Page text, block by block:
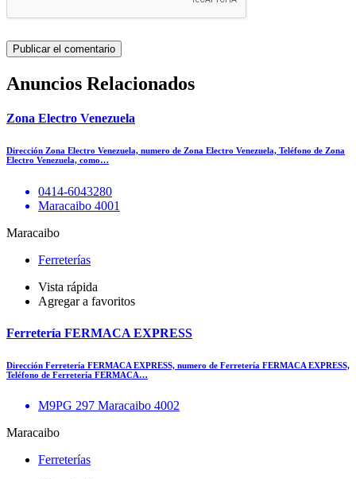
Anuncios Relacionados
Zona Electro Venezuela
Dirección Zona Electro Venezuela, numero de Zona Electro Venezuela, Teléfono de Zona
Electro Venezuela, como…
0414-6043280
Maracaibo 4001
Maracaibo
Ferreterías
Vista rápida
Agregar a favoritos
Ferretería FERMACA EXPRESS
Dirección Ferretería FERMACA EXPRESS, numero de Ferretería FERMACA EXPRESS,
Teléfono de Ferretería FERMACA…
M9PG 297 Maracaibo 4002
Maracaibo
Ferreterías